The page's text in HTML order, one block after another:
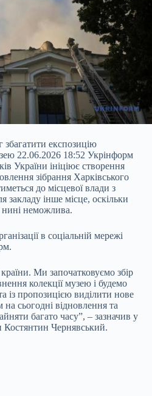
збагатити експозицію
22.06.2026 18:52 Укрінформ
України ініціює створення
зібрання Харківського
до місцевої влади з
закладу інше місце, оскільки
нині неможлива.
в соціальній мережі
країни. Ми започатковуємо збір
колекції музею і будемо
із пропозицією виділити нове
сьогодні відновлення та
багато часу”, – зазначив у
Костянтин Чернявський.